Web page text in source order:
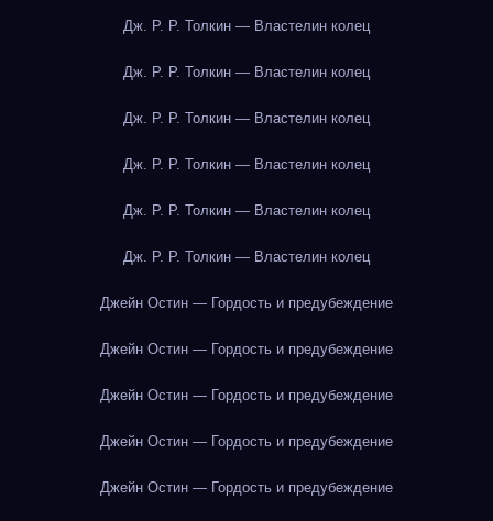
Дж. Р. Р. Толкин — Властелин колец
Дж. Р. Р. Толкин — Властелин колец
Дж. Р. Р. Толкин — Властелин колец
Дж. Р. Р. Толкин — Властелин колец
Дж. Р. Р. Толкин — Властелин колец
Дж. Р. Р. Толкин — Властелин колец
Джейн Остин — Гордость и предубеждение
Джейн Остин — Гордость и предубеждение
Джейн Остин — Гордость и предубеждение
Джейн Остин — Гордость и предубеждение
Джейн Остин — Гордость и предубеждение